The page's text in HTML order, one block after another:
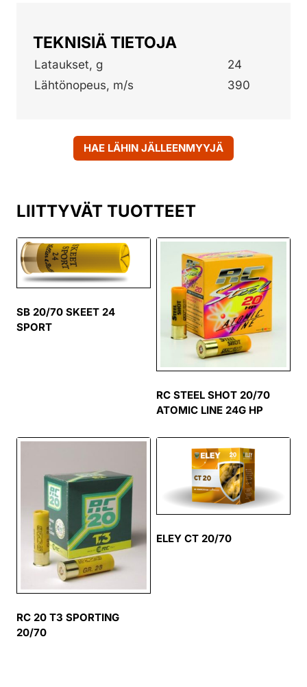
TEKNISIÄ TIETOJA
Lataukset, g
24
Lähtönopeus, m/s
390
HAE LÄHIN JÄLLEENMYYJÄ
LIITTYVÄT TUOTTEET
SB 20/70 SKEET 24
SPORT
RC STEEL SHOT 20/70
ATOMIC LINE 24G HP
RC 20 T3 SPORTING
20/70
ELEY CT 20/70